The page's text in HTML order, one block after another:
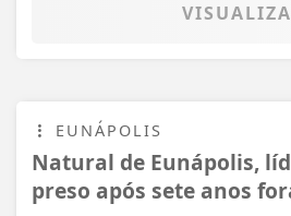
EUNÁPOLIS
Natural de Eunápolis,
preso após sete anos